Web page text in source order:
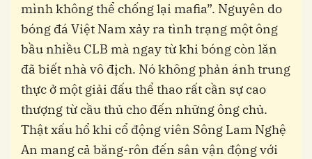
mình không thể chống lại mafia”. Nguyên do
bóng đá Việt Nam xảy ra tình trạng một ông
bầu nhiều CLB mà ngay từ khi bóng còn lăn
đã biết nhà vô địch. Nó không phản ánh trung
thực ở một giải đấu thể thao rất cần sự cao
thượng từ cầu thủ cho đến những ông chủ.
Thật xấu hổ khi cổ động viên Sông Lam Nghệ
An mang cả băng-rôn đến sân vận động với